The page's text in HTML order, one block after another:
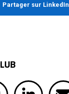
Partager sur LinkedIn